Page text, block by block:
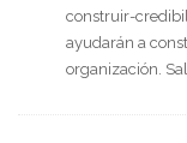
construir-
ayudarán a
organización.